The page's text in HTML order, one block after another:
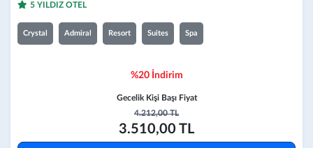
5 YILDIZ OTEL
Crystal Admiral Resort Suites Spa
%20 İndirim
Gecelik Kişi Başı Fiyat
4.212,00 TL
3.510,00 TL